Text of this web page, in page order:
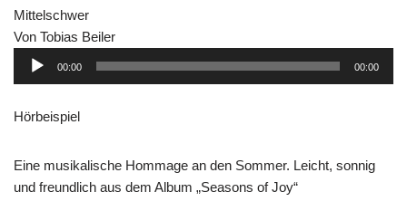
Mittelschwer
Von Tobias Beiler
Audio-
00:00 00:00
Hörbeispiel
Eine musikalische Hommage an den Sommer. Leicht, sonnig
und freundlich aus dem Album „Seasons of Joy“